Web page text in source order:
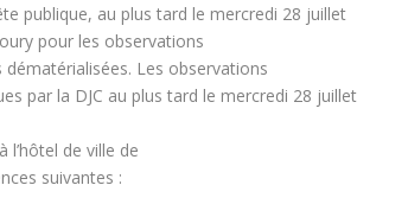
publique, au plus tard le mercredi 28 juillet
pour les observations
Les observations
par la DJC au plus tard le mercredi 28 juillet
l’hôtel de ville de
suivantes :